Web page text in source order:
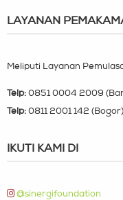
LAYANAN
Meliputi Layanan
Telp: 0851 0004 2009
Telp: 0811 2001 142 (Bogor)
IKUTI KAMI DI
@sinergifoundation